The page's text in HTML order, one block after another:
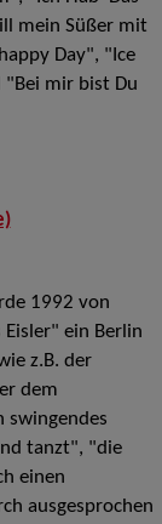
mein Süßer mit
Day", "Ice
mir bist Du
1992 von
ein Berlin
z.B. der
dem
swingendes
tanzt", "die
einen
ausgesprochen